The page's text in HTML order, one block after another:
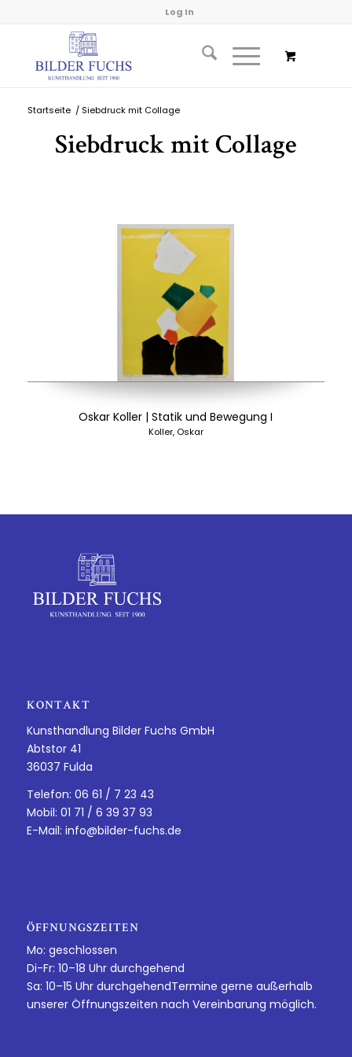
Log In
Startseite / Siebdruck mit Collage
Siebdruck mit Collage
Oskar Koller | Statik und Bewegung I
Koller, Oskar
KONTAKT
Kunsthandlung Bilder Fuchs GmbH
Abtstor 41
36037 Fulda
Telefon: 06 61 / 7 23 43
Mobil: 01 71 / 6 39 37 93
E-Mail: info@bilder-fuchs.de
ÖFFNUNGSZEITEN
Mo: geschlossen
Di-Fr: 10–18 Uhr durchgehend
Sa: 10–15 Uhr durchgehendTermine gerne außerhalb
unserer Öffnungszeiten nach Vereinbarung möglich.